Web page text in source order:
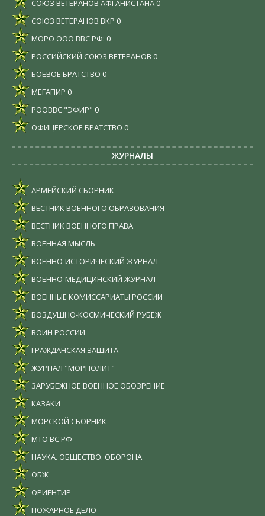
СОЮЗ ВЕТЕРАНОВ АФГАНИСТАНА 0
СОЮЗ ВЕТЕРАНОВ ВКР 0
МОРО ООО ВВС РФ: 0
РОССИЙСКИЙ СОЮЗ ВЕТЕРАНОВ 0
БОЕВОЕ БРАТСТВО 0
МЕГАПИР 0
РООВВС "ЭФИР" 0
ОФИЦЕРСКОЕ БРАТСТВО 0
ЖУРНАЛЫ
АРМЕЙСКИЙ СБОРНИК
ВЕСТНИК ВОЕННОГО ОБРАЗОВАНИЯ
ВЕСТНИК ВОЕННОГО ПРАВА
ВОЕННАЯ МЫСЛЬ
ВОЕННО-ИСТОРИЧЕСКИЙ ЖУРНАЛ
ВОЕННО-МЕДИЦИНСКИЙ ЖУРНАЛ
ВОЕННЫЕ КОМИССАРИАТЫ РОССИИ
ВОЗДУШНО-КОСМИЧЕСКИЙ РУБЕЖ
ВОИН РОССИИ
ГРАЖДАНСКАЯ ЗАЩИТА
ЖУРНАЛ "МОРПОЛИТ"
ЗАРУБЕЖНОЕ ВОЕННОЕ ОБОЗРЕНИЕ
КАЗАКИ
МОРСКОЙ СБОРНИК
МТО ВС РФ
НАУКА. ОБЩЕСТВО. ОБОРОНА
ОБЖ
ОРИЕНТИР
ПОЖАРНОЕ ДЕЛО